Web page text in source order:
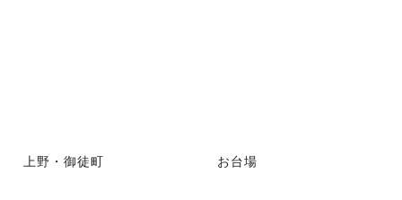
上野・御徒町 お台場